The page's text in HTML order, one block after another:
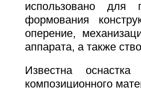
использовано для
формования
оперение,
аппарата, а также
Известна
композиционного